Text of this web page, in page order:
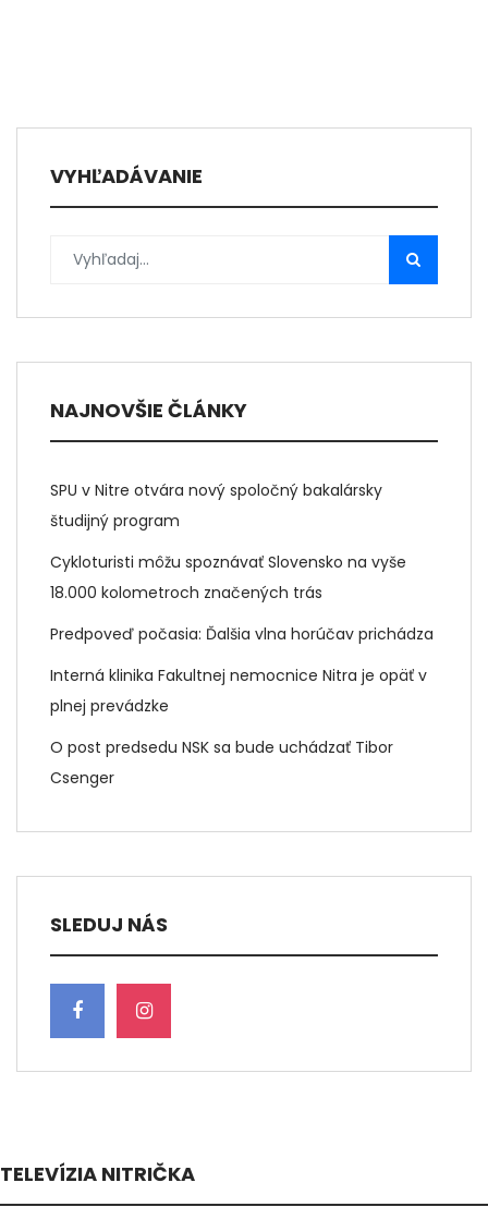
VYHĽADÁVANIE
NAJNOVŠIE ČLÁNKY
SPU v Nitre otvára nový spoločný bakalársky
študijný program
Cykloturisti môžu spoznávať Slovensko na vyše
18.000 kolometroch značených trás
Predpoveď počasia: Ďalšia vlna horúčav prichádza
Interná klinika Fakultnej nemocnice Nitra je opäť v
plnej prevádzke
O post predsedu NSK sa bude uchádzať Tibor
Csenger
SLEDUJ NÁS
TELEVÍZIA NITRIČKA